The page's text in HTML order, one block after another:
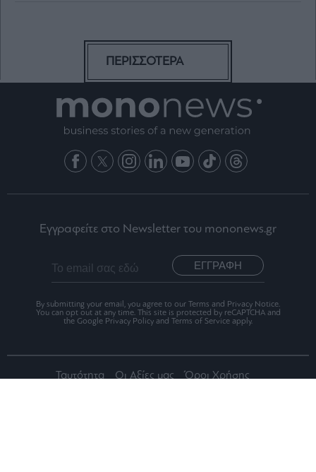
ΠΕΡΙΣΣΟΤΕΡΑ
Εγγραφείτε στο Newsletter του mononews.gr
ΕΓΓΡΑΦΗ
By submitting your email, you agree to our Terms and Privacy Notice.
You can opt out at any time. This site is protected by reCAPTCHA and
the Google Privacy Policy and Terms of Service apply.
Ταυτότητα Οι Αξίες μας Όροι Χρήσης